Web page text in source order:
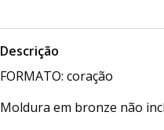
Descrição
FORMATO: coração
Moldura em bronze não